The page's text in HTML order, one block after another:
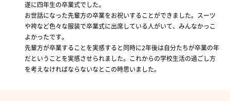
遂に四年生の卒業式でした。
お世話になった先輩方の卒業をお祝いすることができました。スーツ
や袴など色々な服装で卒業式に出席している人がいて、みんなかっこ
よかったです。
先輩方が卒業することを実感すると同時に2年後は自分たちが卒業の年
だということを実感させられました。これからの学校生活の過ごし方
を考えなければならないなとこの時思いました。